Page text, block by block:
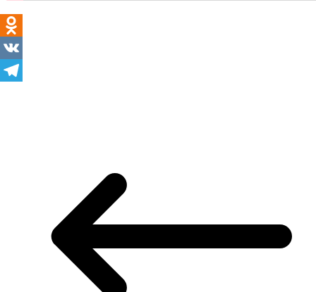
Odnoklassniki
VK